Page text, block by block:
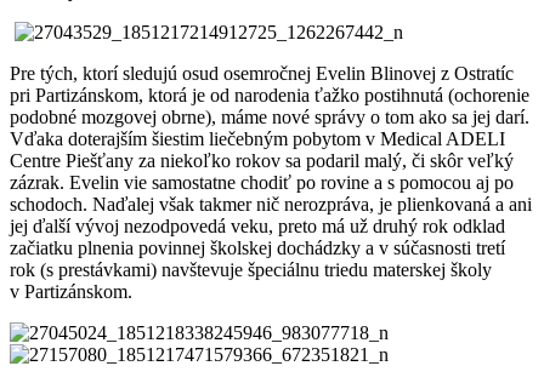
Pre tých, ktorí sledujú osud osemročnej Evelin Blinovej z Ostratíc
pri Partizánskom, ktorá je od narodenia ťažko postihnutá (ochorenie
podobné mozgovej obrne), máme nové správy o tom ako sa jej darí.
Vďaka doterajším šiestim liečebným pobytom v Medical ADELI
Centre Piešťany za niekoľko rokov sa podaril malý, či skôr veľký
zázrak. Evelin vie samostatne chodiť po rovine a s pomocou aj po
schodoch. Naďalej však takmer nič nerozpráva, je plienkovaná a ani
jej ďalší vývoj nezodpovedá veku, preto má už druhý rok odklad
začiatku plnenia povinnej školskej dochádzky a v súčasnosti tretí
rok (s prestávkami) navštevuje špeciálnu triedu materskej školy
v Partizánskom.